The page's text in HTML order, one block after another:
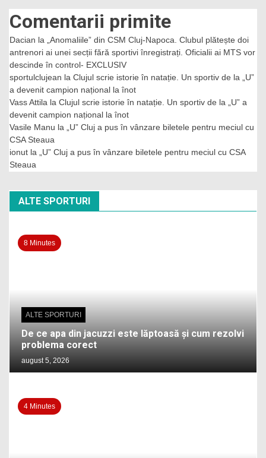
Comentarii primite
Dacian la
„Anomaliile” din CSM Cluj-Napoca. Clubul plătește doi
antrenori ai unei secții fără sportivi înregistrați. Oficialii ai MTS vor
descinde în control- EXCLUSIV
sportulclujean la Clujul scrie istorie în natație. Un sportiv de la „U”
a devenit campion național la înot
Vass Attila la Clujul scrie istorie în natație. Un sportiv de la „U” a
devenit campion național la înot
Vasile Manu la
„U” Cluj a pus în vânzare biletele pentru meciul cu
CSA Steaua
ionut la
„U” Cluj a pus în vânzare biletele pentru meciul cu CSA
Steaua
ALTE SPORTURI
8 Minutes
ALTE SPORTURI
De ce apa din jacuzzi este lăptoasă și cum rezolvi
problema corect
august 5, 2026
4 Minutes